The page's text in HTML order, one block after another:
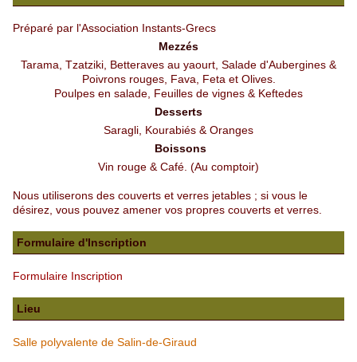
Préparé par l'Association Instants-Grecs
Mezzés
Tarama, Tzatziki, Betteraves au yaourt, Salade d'Aubergines &
Poivrons rouges, Fava, Feta et Olives.
Poulpes en salade, Feuilles de vignes & Keftedes
Desserts
Saragli, Kourabiés & Oranges
Boissons
Vin rouge & Café. (Au comptoir)
Nous utiliserons des couverts et verres jetables ; si vous le
désirez, vous pouvez amener vos propres couverts et verres.
Formulaire d'Inscription
Formulaire Inscription
Lieu
Salle polyvalente de Salin-de-Giraud